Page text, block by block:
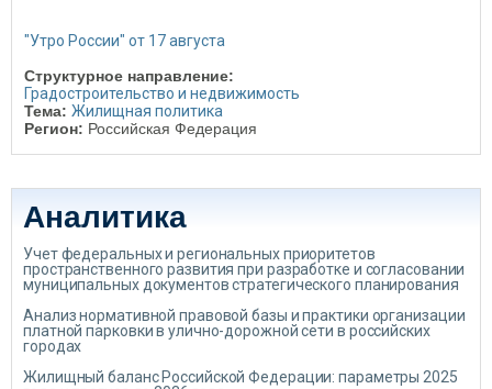
"Утро России" от 17 августа
Структурное направление:
Градостроительство и недвижимость
Тема: Жилищная политика
Регион: Российская Федерация
Аналитика
Учет федеральных и региональных приоритетов
пространственного развития при разработке и согласовании
муниципальных документов стратегического планирования
Анализ нормативной правовой базы и практики организации
платной парковки в улично-дорожной сети в российских
городах
Жилищный баланс Российской Федерации: параметры 2025